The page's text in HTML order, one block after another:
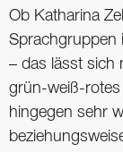
Ob Katharina
Sprachgruppen
– das lässt sich
grün-weiß-
hingegen sehr